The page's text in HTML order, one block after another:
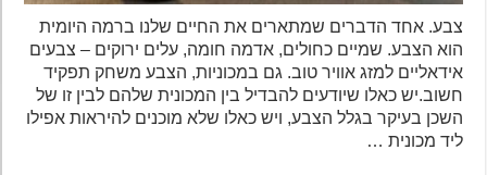
צבע. אחד הדברים שמתארים את החיים שלנו ברמה היומית
הוא הצבע. שמיים כחולים, אדמה חומה, עלים ירוקים – צבעים
אידאליים למזג אוויר טוב. גם במכוניות, הצבע משחק תפקיד
חשוב.יש כאלו שיודעים להבדיל בין המכונית שלהם לבין זו של
השכן בעיקר בגלל הצבע, ויש כאלו שלא מוכנים להיראות אפילו
ליד מכונית …